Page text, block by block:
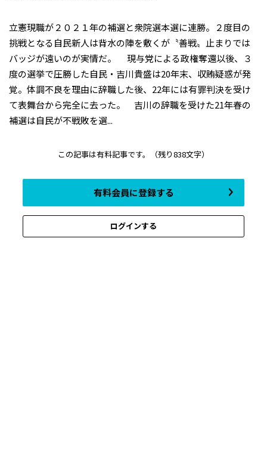
立憲現職が２０２１年の補選と衆院選本選に連勝。２度目の
挑戦となる自民新人は背水の陣を敷くが〝善戦〟止まりでは
バッジが遠いのが実情だ。 現与党による政権奪還以後、３
度の選挙で圧勝した自民・吉川貴盛は20年末、収賄疑惑が発
覚。体調不良を理由に辞職した後、22年には有罪判決を受け
て表舞台から完全に去った。 吉川の辞職を受けた21年春の
補選は自民が不戦敗を選...
この記事は有料記事です。 （残り838文字）
有料会員に登録する
ログインする